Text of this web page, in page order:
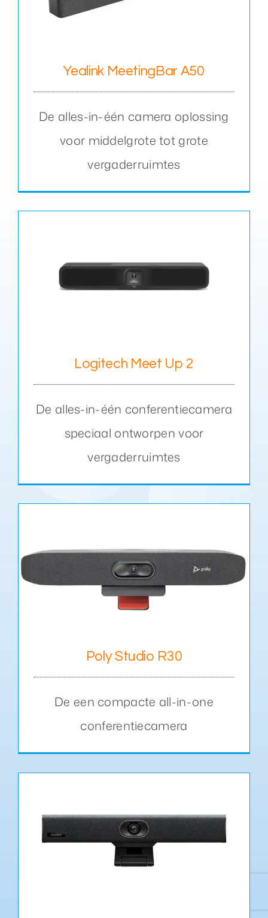
Yealink MeetingBar A50
De alles-in-één camera oplossing
voor middelgrote tot grote
vergaderruimtes
Logitech Meet Up 2
De alles-in-één conferentiecamera
speciaal ontworpen voor
vergaderruimtes
Poly Studio R30
De een compacte all-in-one
conferentiecamera